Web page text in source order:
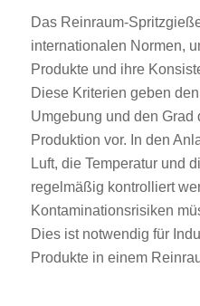
Das Reinraum-
internationalen Normen,
Produkte und ihre
Diese Kriterien geben
Umgebung und den Grad
Produktion vor. In den
Luft, die Temperatur und
regelmäßig kontrolliert
Kontaminationsrisiken
Dies ist notwendig für
Produkte in einem